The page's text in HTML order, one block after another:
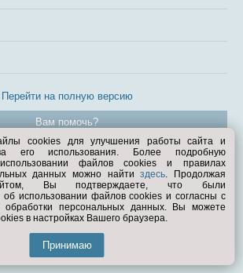
Перейти на полную версию
Вам помочь?
© Exist.ru 1998—2026
cookies для улучшения работы сайта и
его использования. Более подробную
файлов cookies и правилах
данных можно найтиздесь. Продолжая
Вы подтверждаете, что были
использовании файлов cookies и согласны с
персональных данных. Вы можете
в настройках Вашего браузера.
Принимаю